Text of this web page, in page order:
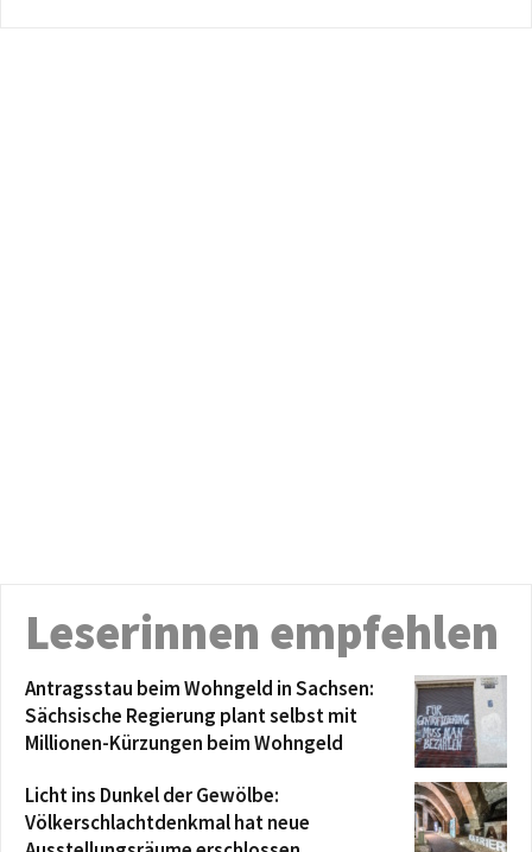
Leserinnen empfehlen
Antragsstau beim Wohngeld in Sachsen:
Sächsische Regierung plant selbst mit
Millionen-Kürzungen beim Wohngeld
Licht ins Dunkel der Gewölbe:
Völkerschlachtdenkmal hat neue